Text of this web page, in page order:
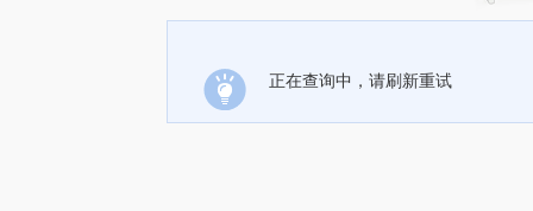
正在查询中，请刷新重试